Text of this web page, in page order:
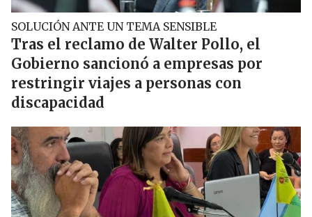
SOLUCIÓN ANTE UN TEMA SENSIBLE
Tras el reclamo de Walter Pollo, el
Gobierno sancionó a empresas por
restringir viajes a personas con
discapacidad